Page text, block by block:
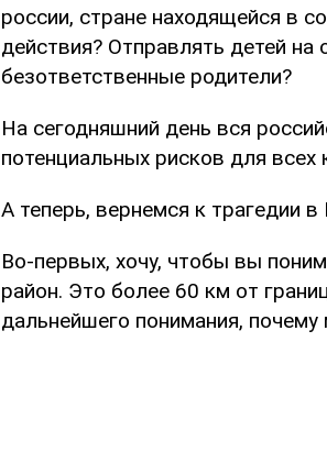
россии, стране находящейся в
действия? Отправлять детей
безответственные родители?
На сегодняшний день вся
потенциальных рисков для всех
А теперь, вернемся к трагедии
Во-первых, хочу, чтобы вы
район. Это более 60 км от
дальнейшего понимания,